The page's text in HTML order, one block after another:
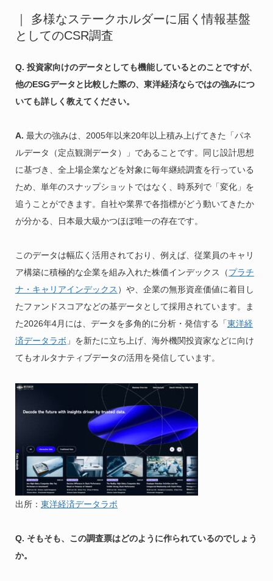
｜ 多様なステークホルダーに届く情報基盤
としてのCSR調査
Q. 投資家向けのデータとしても機能しているとのことですが、
他のESGデータと比較した際の、東洋経済ならではの強みにつ
いても詳しく教えてください。
A. 最大の強みは、2005年以来20年以上積み上げてきた「パネ
ルデータ（定点観測データ）」であることです。同じ設計思想
に基づき、全上場企業などを対象に毎年継続調査を行っている
ため、単年のスナップショットではなく、時系列で「変化」を
追うことができます。自社や業界で各指標がどう動いてきたか
が分かる、日本最大級かつほぼ唯一の存在です。
このデータは幅広く活用されており、例えば、従業員のキャリ
ア構築に積極的な企業を組み入れた株価インデックス（プラチ
ナ・キャリアインデックス ）や、企業の無形資産価値に着目し
たファンドスコアなどの基データとして採用されています。ま
た2026年4月には、データを多角的に分析・発信する「東洋経
済データラボ 」を新たに立ち上げ、海外機関投資家などに向け
てもオルタナティブデータの活用を発信しています。
出所： 東洋経済データラボ
Q. そもそも、この調査票はどのように作られているのでしょう
か。